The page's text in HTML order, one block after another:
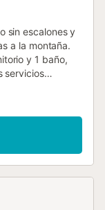
sin escalones y
a la montaña.
y 1 baño,
servicios
dedicado para
de
ventilador.
Los
disfrutan de